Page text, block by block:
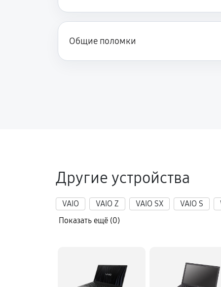
Ремонт подсветки ноутбука Sony
Общие поломки
Другие устройства
VAIO VAIO Z VAIO SX VAIO S
Показать ещё (0)